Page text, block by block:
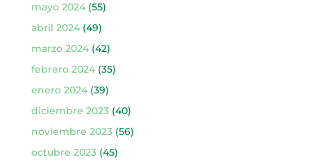
mayo 2024(55)
abril 2024(49)
marzo 2024(42)
febrero 2024(35)
enero 2024(39)
diciembre 2023(40)
noviembre 2023(56)
octubre 2023(45)